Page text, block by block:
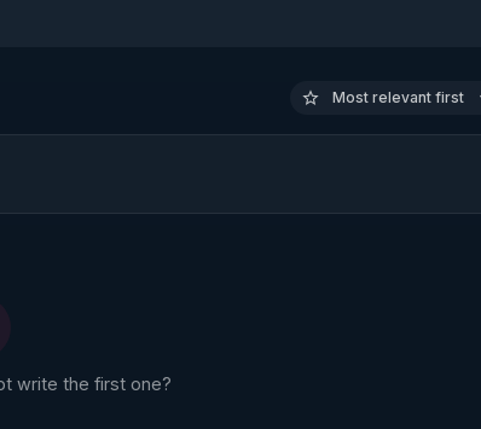
Most relevant first
write the first one?